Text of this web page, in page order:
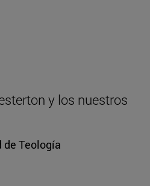
y los nuestros
de Teología